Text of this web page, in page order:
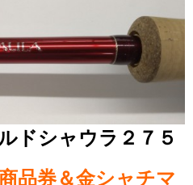
ドシャウラ２７５
品券＆金シャチマ